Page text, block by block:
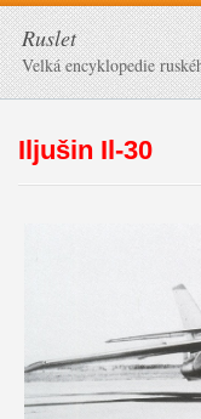
Ruslet
Velká encyklopedie
Iljušin Il-30